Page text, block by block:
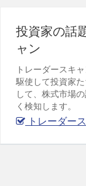
投資家の話
ャン
トレーダースキ
駆使して投資家
して、株式市場
く検知します。
トレーダー